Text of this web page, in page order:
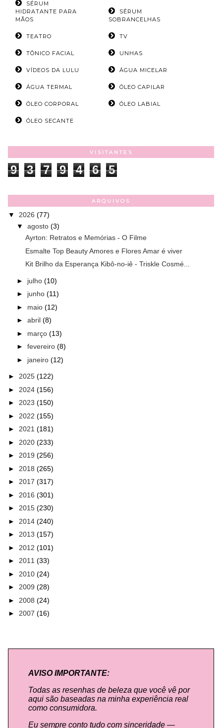
SÉRUM
HIDRATANTE PARA
MÃOS
SÉRUM
SOBRANCELHAS
TEATRO TV
TÔNICO FACIAL UNHAS
VÍDEOS DA LULU ÁGUA MICELAR
ÁGUA TERMAL ÓLEO CAPILAR
ÓLEO CORPORAL ÓLEO LABIAL
ÓLEO SECANTE
VISITANTES
9 3 7 9 4 6 5
ARQUIVOS
▼ 2026 (77)
▼ agosto (3)
Ayrton: Retratos e Memórias - O Filme
Esmalte Top Beauty Amores e Flores Amar é viver
Kit Brilho da Esperança Kibô-no-iê - Triskle Cosmé...
► julho (10)
► junho (11)
► maio (12)
► abril (8)
► março (13)
► fevereiro (8)
► janeiro (12)
► 2025 (122)
► 2024 (156)
► 2023 (150)
► 2022 (155)
► 2021 (181)
► 2020 (233)
► 2019 (256)
► 2018 (265)
► 2017 (317)
► 2016 (301)
► 2015 (230)
► 2014 (240)
► 2013 (157)
► 2012 (101)
► 2011 (33)
► 2010 (24)
► 2009 (28)
► 2008 (24)
► 2007 (16)
AVISO IMPORTANTE:
Todas as resenhas de beleza que você vê por
aqui são baseadas na minha experiência real
como consumidora.
Eu sempre conto tudo com sinceridade —